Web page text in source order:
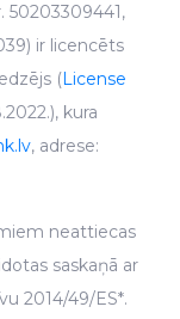
50203309441,
ir licencēts
(License
kura
, adrese:
neattiecas
saskaņā ar
2014/49/ES*.